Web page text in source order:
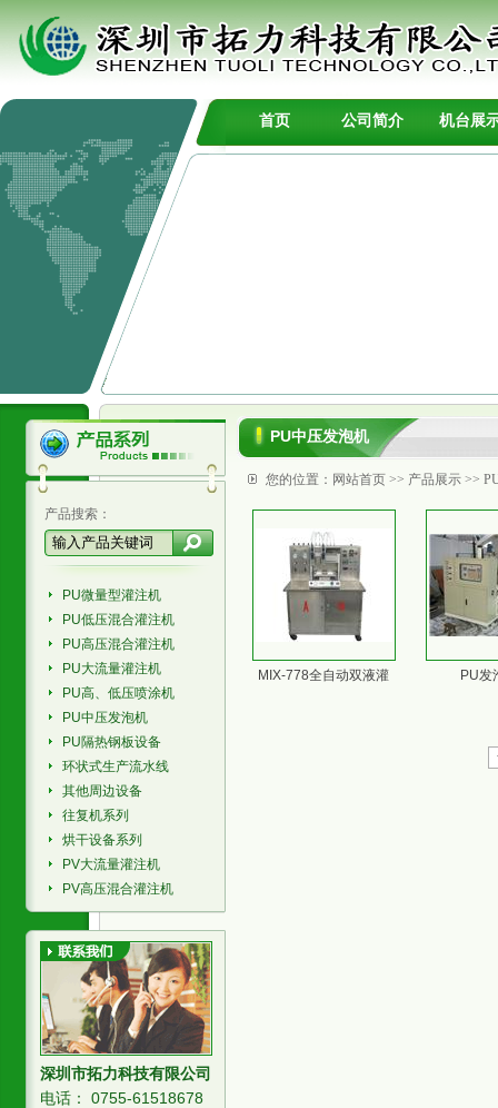
首页 公司简介 机台展
产品搜索：
PU微量型灌注机
PU低压混合灌注机
PU高压混合灌注机
PU大流量灌注机
PU高、低压喷涂机
PU中压发泡机
PU隔热钢板设备
环状式生产流水线
其他周边设备
往复机系列
烘干设备系列
PV大流量灌注机
PV高压混合灌注机
深圳市拓力科技有限公司
电话： 0755-61518678
PU中压发泡机
您的位置： 网站首页 >> 产品展示 >>
MIX-778全自动双液灌 PU发